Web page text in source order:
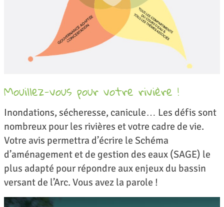
Mouillez-vous pour votre rivière !
Inondations, sécheresse, canicule… Les défis sont
nombreux pour les rivières et votre cadre de vie.
Votre avis permettra d’écrire le Schéma
d’aménagement et de gestion des eaux (SAGE) le
plus adapté pour répondre aux enjeux du bassin
versant de l’Arc. Vous avez la parole !